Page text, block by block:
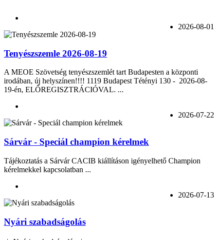
2026-08-01
Tenyészszemle 2026-08-19
A MEOE Szövetség tenyészszemlét tart Budapesten a központi
irodában, új helyszínen!!!! 1119 Budapest Tétényi 130 - 2026-08-
19-én, ELŐREGISZTRÁCIÓVAL. ...
2026-07-22
Sárvár - Speciál champion kérelmek
Tájékoztatás a Sárvár CACIB kiállításon igényelhető Champion
kérelmekkel kapcsolatban ...
2026-07-13
Nyári szabadságolás